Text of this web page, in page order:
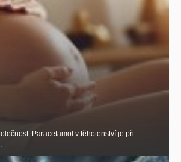
Paracetamol v těhotenství je při